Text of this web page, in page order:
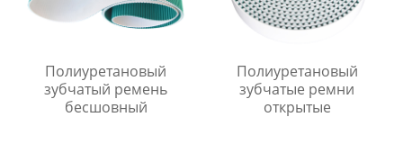
Полиуретановый
зубчатый ремень
бесшовный
Полиуретановый
зубчатые ремни
открытые